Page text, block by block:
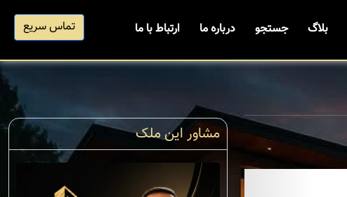
بلاگ جستجو درباره ما ارتباط با ما تماس سریع
مشاور این ملک